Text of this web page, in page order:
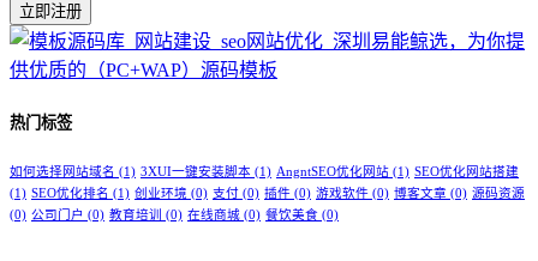
立即注册
热门标签
如何选择网站域名 (1) 3XUI一键安装脚本 (1) AngntSEO优化网站 (1) SEO优化网站搭建
(1) SEO优化排名 (1) 创业环境 (0) 支付 (0) 插件 (0) 游戏软件 (0) 博客文章 (0) 源码资源
(0) 公司门户 (0) 教育培训 (0) 在线商城 (0) 餐饮美食 (0)